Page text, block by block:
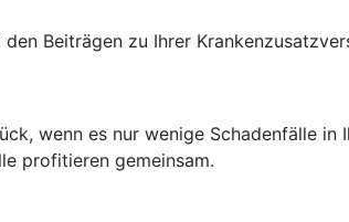
Beiträgen zu Ihrer
wenn es nur wenige Schadenfälle in
profitieren gemeinsam.